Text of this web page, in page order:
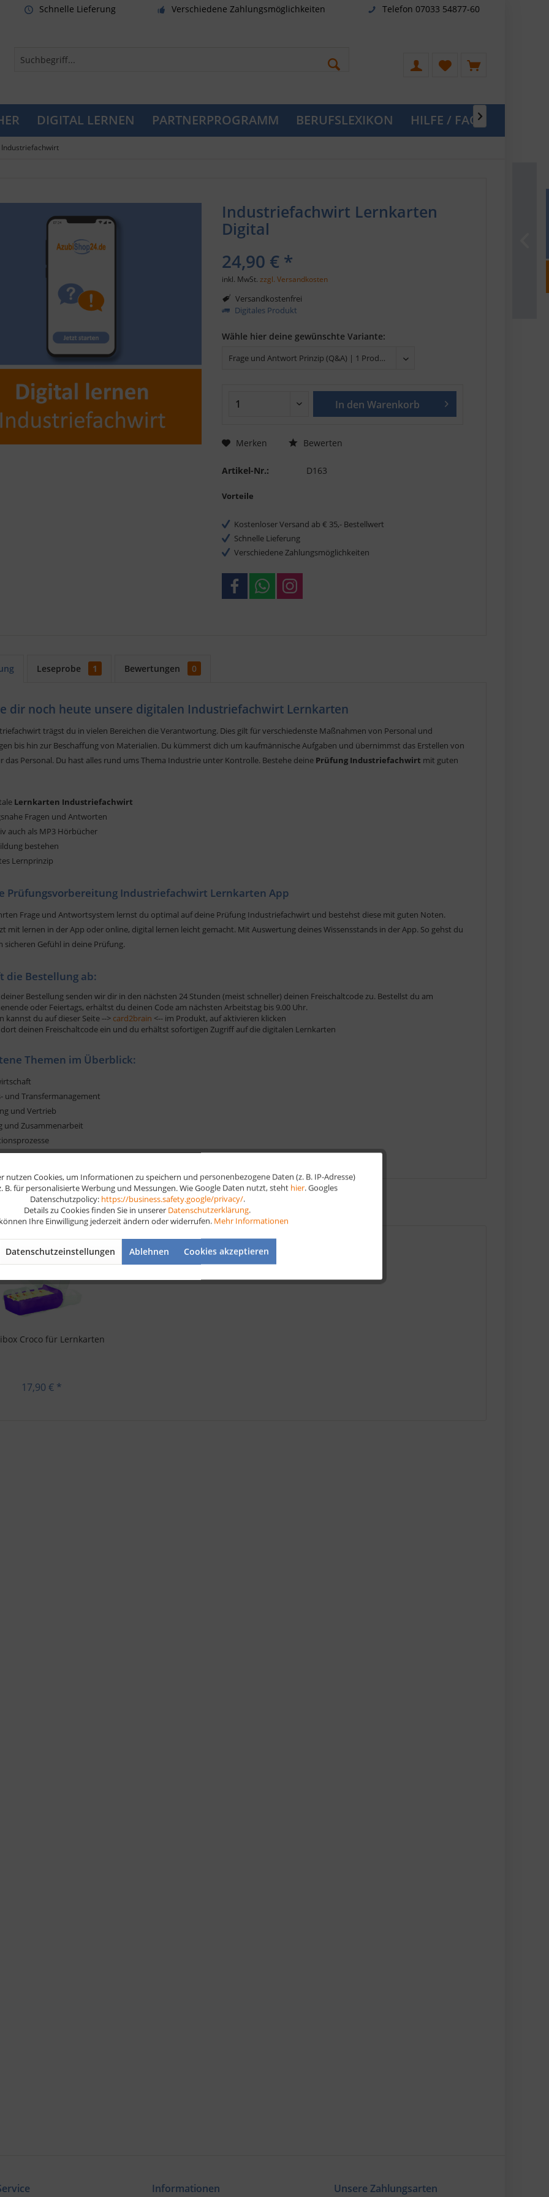
Schnelle Lieferung Verschiedene Zahlungsmöglichkeiten Telefon 07033 54877-60
DIGITAL LERNEN PARTNERPROGRAMM BERUFSLEXIKON HILFE / FAQ
Industriefachwirt
Industriefachwirt Lernkarten
Digital
24,90 € *
inkl. MwSt.zzgl. Versandkosten
Versandkostenfrei
Digitales Produkt
Wähle hier deine gewünschte Variante:
In den Warenkorb
Merken Bewerten
Artikel-Nr.: D163
Vorteile
Kostenloser Versand ab € 35,- Bestellwert
Schnelle Lieferung
Verschiedene Zahlungsmöglichkeiten
Leseprobe 1 Bewertungen 0
dir noch heute unsere digitalen Industriefachwirt Lernkarten
trägst du in vielen Bereichen die Verantwortung. Dies gilt für verschiedenste Maßnahmen von Personal und
bis hin zur Beschaffung von Materialien. Du kümmerst dich um kaufmännische Aufgaben und übernimmst das Erstellen von
das Personal. Du hast alles rund ums Thema Industrie unter Kontrolle. Bestehe deine Prüfung Industriefachwirt mit guten
Lernkarten Industriefachwirt
Fragen und Antworten
auch als MP3 Hörbücher
bestehen
Lernprinzip
Prüfungsvorbereitung Industriefachwirt Lernkarten App
Frage und Antwortsystem lernst du optimal auf deine Prüfung Industriefachwirt und bestehst diese mit guten Noten.
mit lernen in der App oder online, digital lernen leicht gemacht. Mit Auswertung deines Wissensstands in der App. So gehst du
sicheren Gefühl in deine Prüfung.
die Bestellung ab:
Bestellung senden wir dir in den nächsten 24 Stunden (meist schneller) deinen Freischaltcode zu. Bestellst du am
oder Feiertags, erhältst du deinen Code am nächsten Arbeitstag bis 9.00 Uhr.
kannst du auf dieser Seite --> card2brain <-- im Produkt, auf aktivieren klicken
dort deinen Freischaltcode ein und du erhältst sofortigen Zugriff auf die digitalen Lernkarten
Themen im Überblick:
und Transfermanagement
und Vertrieb
und Zusammenarbeit
Ähnliche Artikel
Croco für Lernkarten
17,90 € *
Informationen Unsere Zahlungsarten
Aktiv
nutzen Cookies, um Informationen zu speichern und personenbezogene Daten (z. B. IP-Adresse)
B. für personalisierte Werbung und Messungen. Wie Google Daten nutzt, steht hier. Googles
Datenschutzpolicy: https://business.safety.google/privacy/.
Details zu Cookies finden Sie in unserer Datenschutzerklärung.
Ihre Einwilligung jederzeit ändern oder widerrufen. Mehr Informationen
Datenschutzeinstellungen Ablehnen Cookies akzeptieren